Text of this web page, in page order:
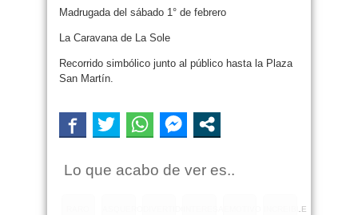
Madrugada del sábado 1° de febrero
La Caravana de La Sole
Recorrido simbólico junto al público hasta la Plaza
San Martín.
Lo que acabo de ver es..
INCREIBLE